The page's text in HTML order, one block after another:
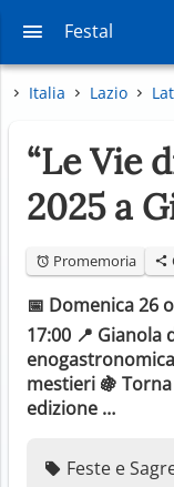
Festal
Italia Lazio
“Le Vie
2025 a
Promemoria
📅 Domenica 26
17:00 📍 Gianola
mestieri 🍇
edizione …
Feste e